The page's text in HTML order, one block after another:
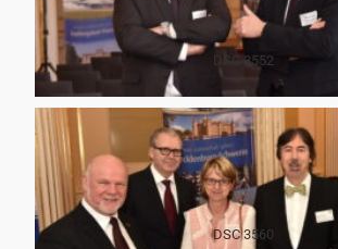
DSC 3552
DSC 3560